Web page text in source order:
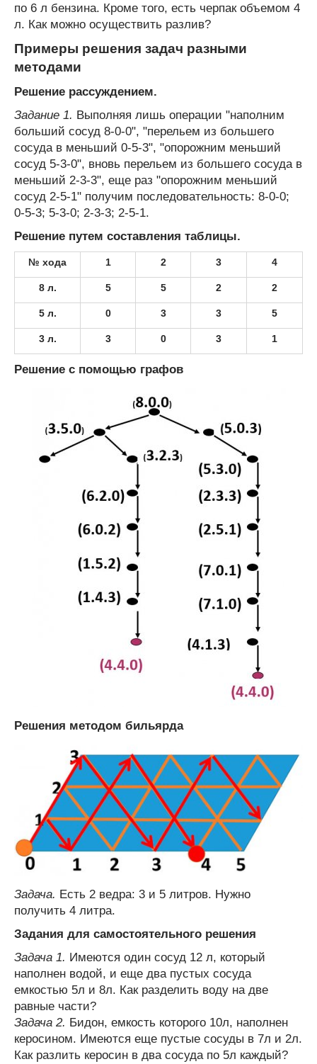
по 6 л бензина. Кроме того, есть черпак объемом 4
л. Как можно осуществить разлив?
Примеры решения задач разными
методами
Решение рассуждением.
Задание 1. Выполняя лишь операции "наполним
больший сосуд 8-0-0", "перельем из большего
сосуда в меньший 0-5-3", "опорожним меньший
сосуд 5-3-0", вновь перельем из большего сосуда в
меньший 2-3-3", еще раз "опорожним меньший
сосуд 2-5-1" получим последовательность: 8-0-0;
0-5-3; 5-3-0; 2-3-3; 2-5-1.
Решение путем составления таблицы.
№ хода 1 2 3 4
8 л. 5 5 2 2
5 л. 0 3 3 5
3 л. 3 0 3 1
Решение с помощью графов
Решения методом бильярда
Задача. Есть 2 ведра: 3 и 5 литров. Нужно
получить 4 литра.
Задания для самостоятельного решения
Задача 1. Имеются один сосуд 12 л, который
наполнен водой, и еще два пустых сосуда
емкостью 5л и 8л. Как разделить воду на две
равные части?
Задача 2. Бидон, емкость которого 10л, наполнен
керосином. Имеются еще пустые сосуды в 7л и 2л.
Как разлить керосин в два сосуда по 5л каждый?